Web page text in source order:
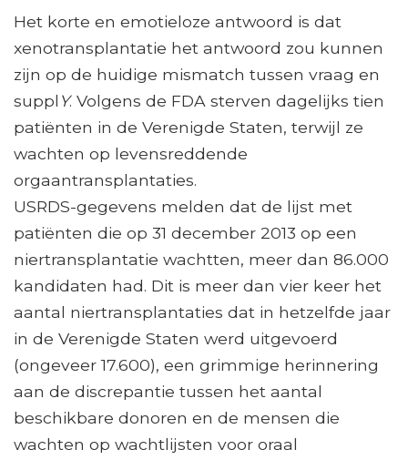
Het korte en emotieloze antwoord is dat
xenotransplantatie het antwoord zou kunnen
zijn op de huidige mismatch tussen vraag en
suppl Y. Volgens de FDA sterven dagelijks tien
patiënten in de Verenigde Staten, terwijl ze
wachten op levensreddende
orgaantransplantaties.
USRDS-gegevens melden dat de lijst met
patiënten die op 31 december 2013 op een
niertransplantatie wachtten, meer dan 86.000
kandidaten had. Dit is meer dan vier keer het
aantal niertransplantaties dat in hetzelfde jaar
in de Verenigde Staten werd uitgevoerd
(ongeveer 17.600), een grimmige herinnering
aan de discrepantie tussen het aantal
beschikbare donoren en de mensen die
wachten op wachtlijsten voor oraal